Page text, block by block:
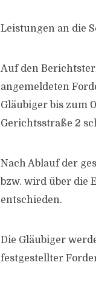
Leistungen an die
Auf den
angemeldeten
Gläubiger bis zum
Gerichtsstraße 2
Nach Ablauf der
bzw. wird über die
entschieden.
Die Gläubiger
festgestellter